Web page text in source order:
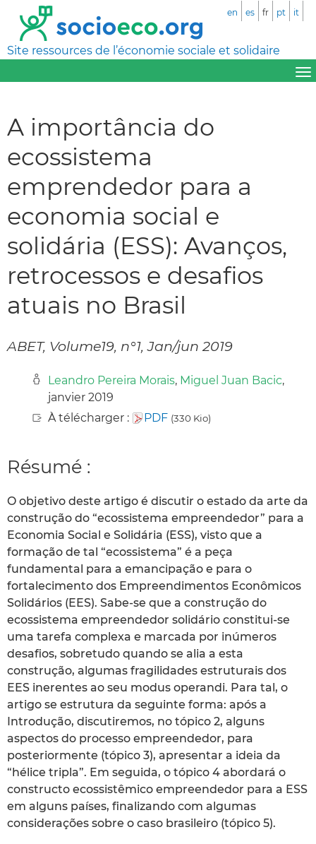
Site ressources de l’économie sociale et solidaire
en es fr pt it
A importância do
ecossistema
emprendedor para a
economia social e
solidária (ESS): Avanços,
retrocessos e desafios
atuais no Brasil
ABET, Volume19, n°1, Jan/jun 2019
Leandro Pereira Morais, Miguel Juan Bacic,
janvier 2019
À télécharger :
PDF (330 Kio)
Résumé :
O objetivo deste artigo é discutir o estado da arte da
construção do “ecossistema empreendedor” para a
Economia Social e Solidária (ESS), visto que a
formação de tal “ecossistema” é a peça
fundamental para a emancipação e para o
fortalecimento dos Empreendimentos Econômicos
Solidários (EES). Sabe-se que a construção do
ecossistema empreendedor solidário constitui-se
uma tarefa complexa e marcada por inúmeros
desafios, sobretudo quando se alia a esta
construção, algumas fragilidades estruturais dos
EES inerentes ao seu modus operandi. Para tal, o
artigo se estrutura da seguinte forma: após a
Introdução, discutiremos, no tópico 2, alguns
aspectos do processo empreendedor, para
posteriormente (tópico 3), apresentar a ideia da
“hélice tripla”. Em seguida, o tópico 4 abordará o
constructo ecossistêmico empreendedor para a ESS
em alguns países, finalizando com algumas
considerações sobre o caso brasileiro (tópico 5).